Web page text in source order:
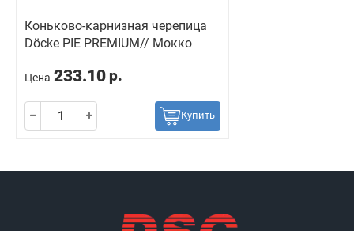
Коньково-карнизная черепица
Döcke PIE PREMIUM// Мокко
Цена 233.10 р.
Купить